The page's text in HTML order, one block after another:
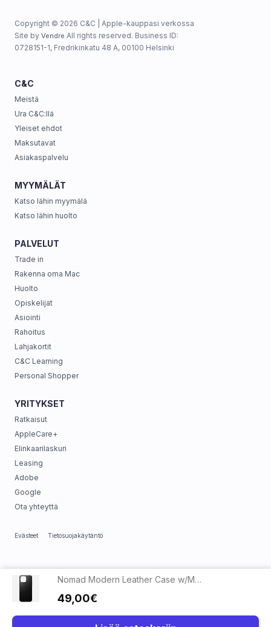
Nomad Modern Leather Case w/MagSafe iPhone 16 Pro Max - Black
49,00€
Copyright © 2026 C&C | Apple-kauppasi verkossa
Site by Vendre All rights reserved. Business ID:
0728151-1, Fredrikinkatu 48 A, 00100 Helsinki
C&C
Meistä
Ura C&C:llä
Yleiset ehdot
Maksutavat
Asiakaspalvelu
MYYMÄLÄT
Katso lähin myymälä
Katso lähin huolto
PALVELUT
Trade in
Rakenna oma Mac
Huolto
Opiskelijat
Asiointi
Rahoitus
Lahjakortit
C&C Learning
Personal Shopper
YRITYKSET
Ratkaisut
AppleCare+
Elinkaarilaskuri
Leasing
Adobe
Google
Ota yhteyttä
Evästeet Tietosuojakäytäntö